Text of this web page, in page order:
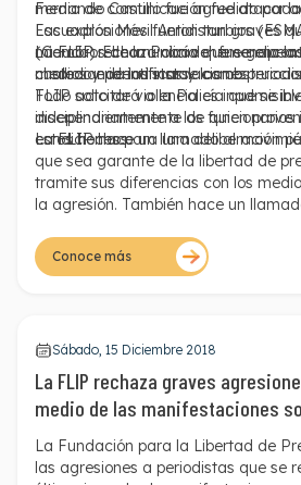
medio de comunicación fue
Las explosiones fueron tan graves
miembros de la Policía que se
custodiando las instalaciones.
Fernando Castillo fue agredido por
Escuadrón Móvil Antidisturbios
(Cauca). El comunicador fue
chaleco e identificarse como
FLIP solicitará a la Policía que se
disciplinariamente a los funcionarios
estos hechos.
La FLIP rechaza con vehemencia
medios y periodistas y las
Todo acto de violencia es
independientemente de quien
condiciones para una deliberación
La FLIP hace un llamado al
que sea garante de la libertad de
tramite sus diferencias con los
la agresión. También hace un
agredieron y obstruyeron el trabajo
las medidas disciplinarias
Conoce más
Sábado, 15 Diciembre 2018
La FLIP rechaza graves
medio de las manifestaciones
La Fundación para la Libertad de
las agresiones a periodistas que se